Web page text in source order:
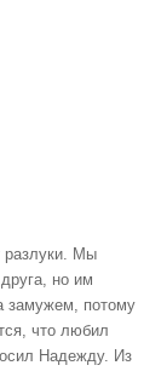
разлуки. Мы
но им
замужем, потому
что любил
Надежду. Из